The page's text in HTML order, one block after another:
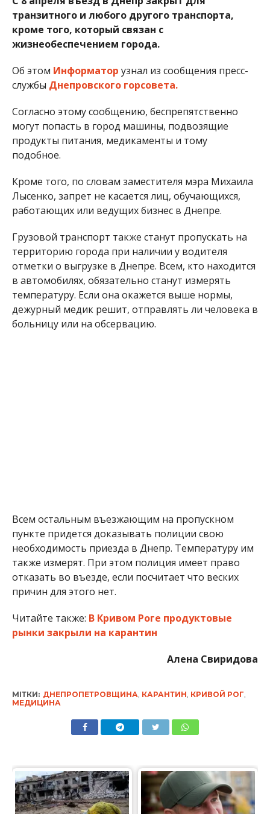
транзитного и любого другого транспорта,
кроме того, который связан с
жизнеобеспечением города.
Об этом Информатор узнал из сообщения пресс-
службы Днепровского горсовета.
Согласно этому сообщению, беспрепятственно
могут попасть в город машины, подвозящие
продукты питания, медикаменты и тому
подобное.
Кроме того, по словам заместителя мэра Михаила
Лысенко, запрет не касается лиц, обучающихся,
работающих или ведущих бизнес в Днепре.
Грузовой транспорт также станут пропускать на
территорию города при наличии у водителя
отметки о выгрузке в Днепре. Всем, кто находится
в автомобилях, обязательно станут измерять
температуру. Если она окажется выше нормы,
дежурный медик решит, отправлять ли человека в
больницу или на обсервацию.
Всем остальным въезжающим на пропускном
пункте придется доказывать полиции свою
необходимость приезда в Днепр. Температуру им
также измерят. При этом полиция имеет право
отказать во въезде, если посчитает что веских
причин для этого нет.
Читайте также: В Кривом Роге продуктовые
рынки закрыли на карантин
Алена Свиридова
МІТКИ: ДНЕПРОПЕТРОВЩИНА, КАРАНТИН, КРИВОЙ РОГ,
МЕДИЦИНА